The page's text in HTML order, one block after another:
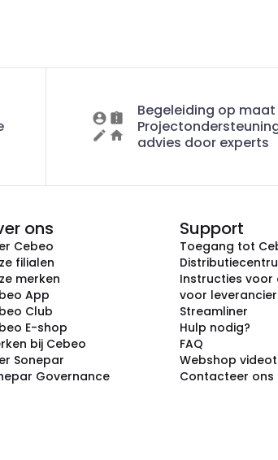
Begeleiding op maat
advies door experts
ons
Cebeo
filialen
merken
App
Club
E-shop
bij Cebeo
Sonepar
Governance
Support
Toegang tot
Instructies voor
voor
Streamliner
Hulp nodig?
FAQ
Webshop
Contacteer ons